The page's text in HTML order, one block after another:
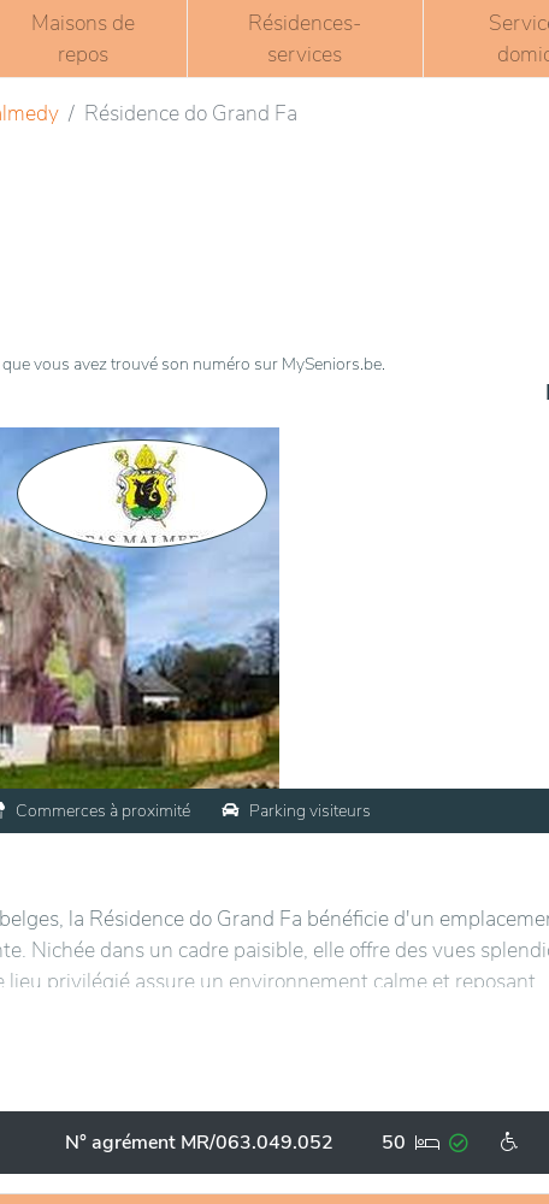
Maisons de
repos
Résidences-
services
Résidence do Grand Fa
vous avez trouvé son numéro sur MySeniors.be.
Commerces à proximité Parking visiteurs
la Résidence do Grand Fa bénéficie d'un
Nichée dans un cadre paisible, elle offre des vues
privilégié assure un environnement calme et reposant,
avec des chambres spacieuses et lumineuses. Les
tels qu'un jardin paysager, des salons accueillants et
diverses activités adaptées aux besoins de chacun,
dévoué assure des soins personnalisés et une
chaleureuse et bienveillante. En résumé, cet
N° agrément MR/063.049.052 50